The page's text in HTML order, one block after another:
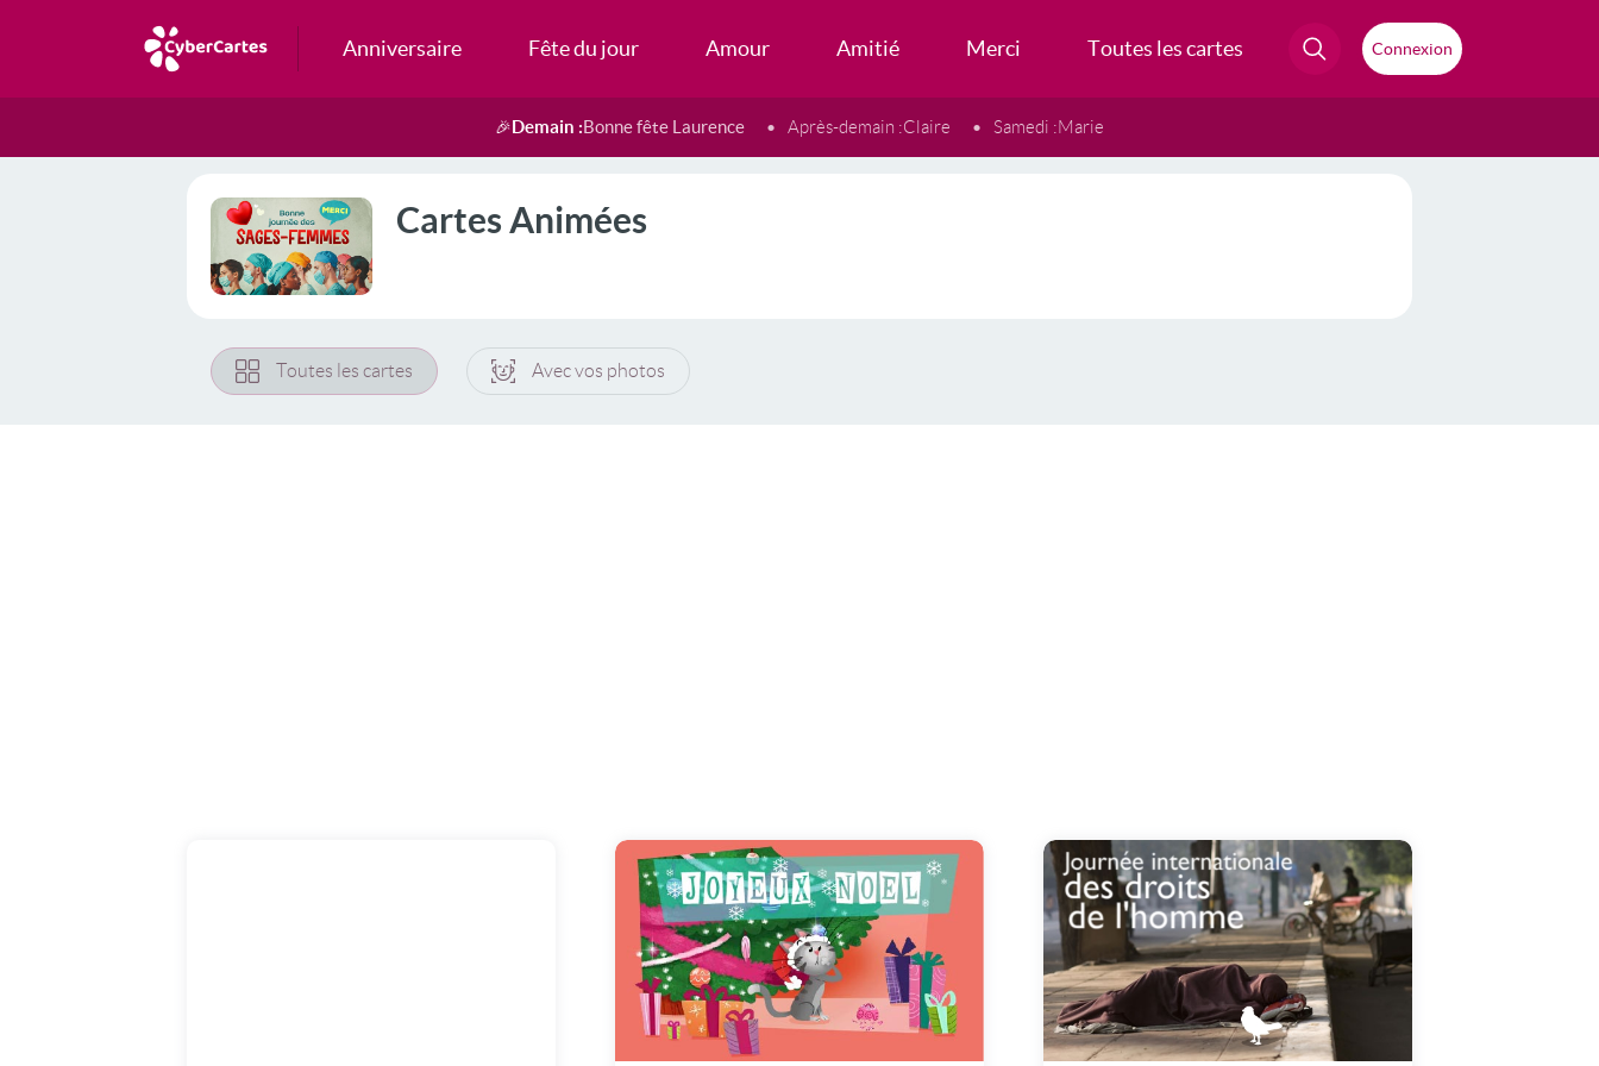
Anniversaire Fête du jour Amour Amitié Merci Toutes les cartes Connexion
🎉Demain :Bonne fête Laurence Après-demain :Claire Samedi :Marie
Cartes Animées
Toutes les cartes Avec vos photos
Mais que fait donc ce chaton malin près du